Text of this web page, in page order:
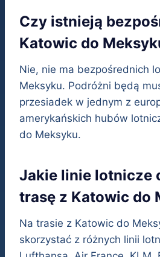
Czy istnieją
Katowic do
Nie, nie ma bezpośrednich
Meksyku. Podróżni będą
przesiadek w jednym z
amerykańskich hubów
do Meksyku.
Jakie linie lotnicze
trasę z Katowic do
Na trasie z Katowic do
skorzystać z różnych linii